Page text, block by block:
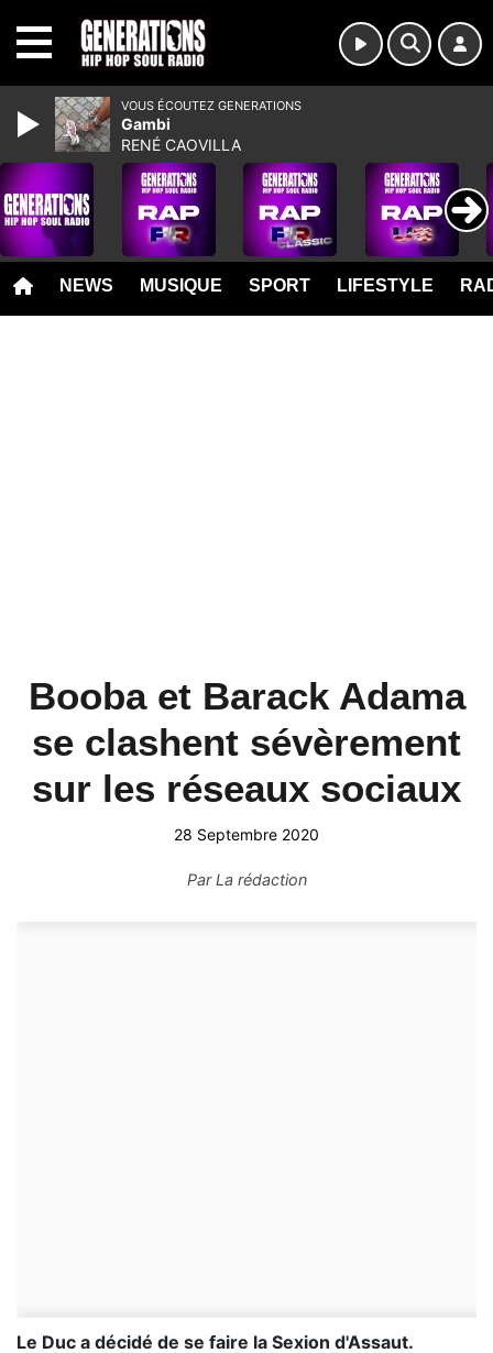
NEWS MUSIQUE SPORT LIFESTYLE
Booba et Barack Adama
se clashent sévèrement
sur les réseaux sociaux
28 Septembre 2020
ParLa rédaction
Le Duc a décidé de se faire la Sexion d'Assaut.
VOUS ÉCOUTEZ GENERATIONS
Gambi
RENÉ CAOVILLA